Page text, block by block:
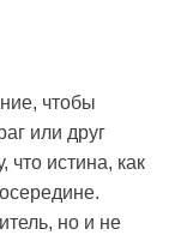
чтобы
или друг
истина, как
но и не